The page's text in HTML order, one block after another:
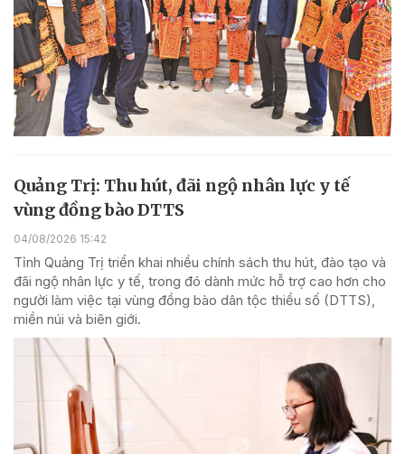
Quảng Trị: Thu hút, đãi ngộ nhân lực y tế
vùng đồng bào DTTS
04/08/2026 15:42
Tỉnh Quảng Trị triển khai nhiều chính sách thu hút, đào tạo và
đãi ngộ nhân lực y tế, trong đó dành mức hỗ trợ cao hơn cho
người làm việc tại vùng đồng bào dân tộc thiểu số (DTTS),
miền núi và biên giới.